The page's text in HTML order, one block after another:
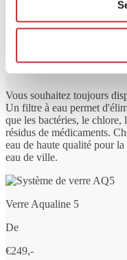
Vous
Vous souhaitez toujours
Un filtre à eau permet
que les bactéries, le chlore,
résidus de médicaments.
eau de haute qualité pour
eau de ville.
Verre Aqualine 5
De
€249,-